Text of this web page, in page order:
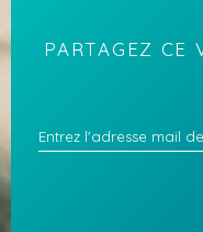
PARTAGEZ CE